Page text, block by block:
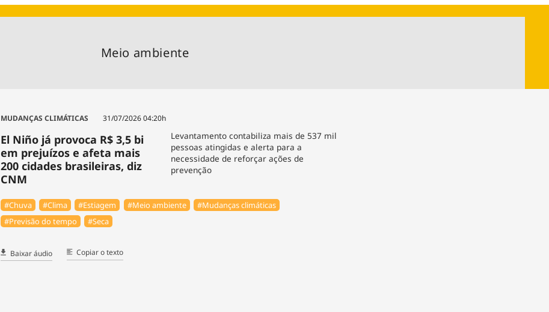
Meio ambiente
MUDANÇAS CLIMÁTICAS 31/07/2026 04:20h
El Niño já provoca R$ 3,5 bi
em prejuízos e afeta mais
200 cidades brasileiras, diz
CNM
Levantamento contabiliza mais de 537 mil
pessoas atingidas e alerta para a
necessidade de reforçar ações de
prevenção
#Chuva #Clima #Estiagem #Meio ambiente
#Mudanças climáticas
#Previsão do tempo
#Seca
Baixar áudio Copiar o texto